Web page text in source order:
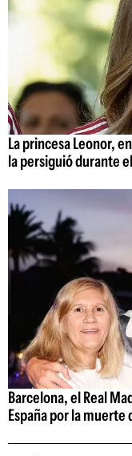
La princesa Leonor,
la persiguió durante
Barcelona, el Real
España por la